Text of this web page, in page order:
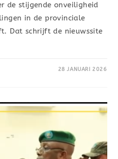
de stijgende onveiligheid
in de provinciale
Dat schrijft de nieuwssite
28 JANUARI 2026